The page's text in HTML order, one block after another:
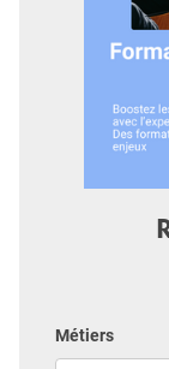
Métiers